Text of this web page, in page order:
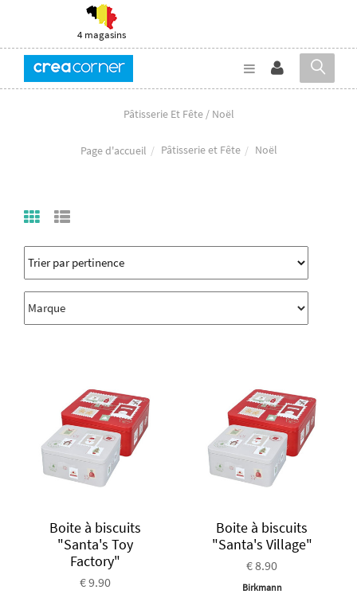
4 magasins
Pâtisserie Et Fête / Noël
Page d'accueil Pâtisserie et Fête Noël
Boite à biscuits
"Santa's Toy
Factory"
€ 9.90
Boite à biscuits
"Santa's Village"
€ 8.90
Birkmann